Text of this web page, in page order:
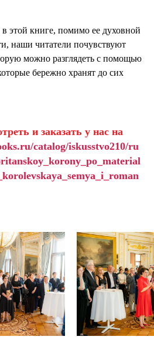
этой книге, помимо ее духовной
наши читатели почувствуют
можно разглядеть с помощью
бережно хранят до сих
и заказать у нас на
catalog/iskusstvo210/ru